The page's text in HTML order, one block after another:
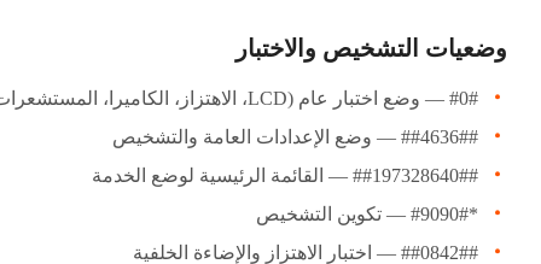
وضعيات التشخيص والاختبار
#0# — وضع اختبار عام (LCD، الاهتزاز، الكاميرا، المستشعرات)
##4636## — وضع الإعدادات العامة والتشخيص
##197328640## — القائمة الرئيسية لوضع الخدمة
*#9090# — تكوين التشخيص
##0842## — اختبار الاهتزاز والإضاءة الخلفية